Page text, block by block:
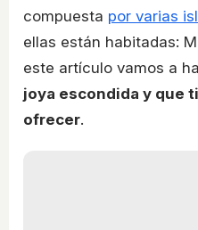
compuesta por varias
ellas están habitadas:
este artículo vamos a
joya escondida y que
ofrecer.